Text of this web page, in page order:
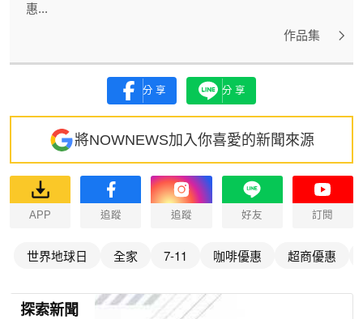
惠...
作品集
分享 分享
將NOWNEWS加入你喜愛的新聞來源
APP 追蹤 追蹤 好友 訂閱
世界地球日 全家 7-11 咖啡優惠 超商優惠
探索新聞